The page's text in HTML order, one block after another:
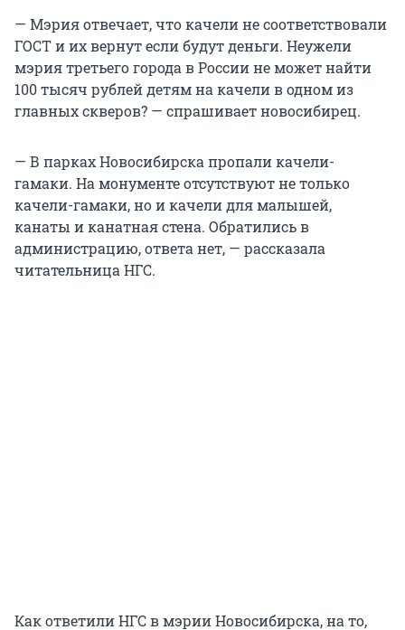
— Мэрия отвечает, что качели не соответствовали
ГОСТ и их вернут если будут деньги. Неужели
мэрия третьего города в России не может найти
100 тысяч рублей детям на качели в одном из
главных скверов? — спрашивает новосибирец.
— В парках Новосибирска пропали качели-
гамаки. На монументе отсутствуют не только
качели-гамаки, но и качели для малышей,
канаты и канатная стена. Обратились в
администрацию, ответа нет, — рассказала
читательница НГС.
Как ответили НГС в мэрии Новосибирска, на то,